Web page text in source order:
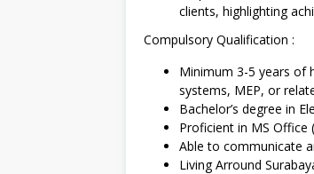
clients, highlighting
Compulsory Qualification :
Minimum 3-5 years of
systems, MEP, or
Bachelor’s degree in
Proficient in MS Office
Able to communicate
Living Arround